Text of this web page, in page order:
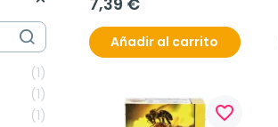
1
1
1
Añadir al carrito
favorite_border